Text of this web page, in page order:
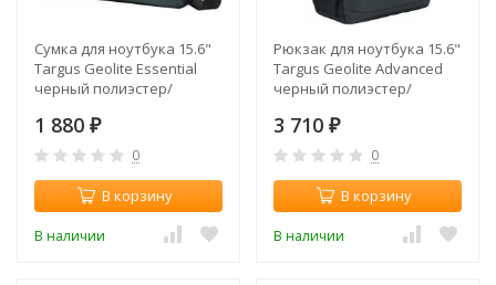
Сумка для ноутбука 15.6"
Targus Geolite Essential
черный полиэстер/
1 880 ₽
0
В корзину
В наличии
Рюкзак для ноутбука 15.6"
Targus Geolite Advanced
черный полиэстер/
3 710 ₽
0
В корзину
В наличии